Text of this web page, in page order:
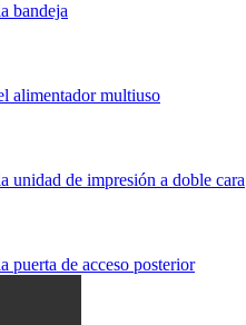
bandeja
alimentador multiuso
unidad de impresión a doble cara
puerta de acceso posterior